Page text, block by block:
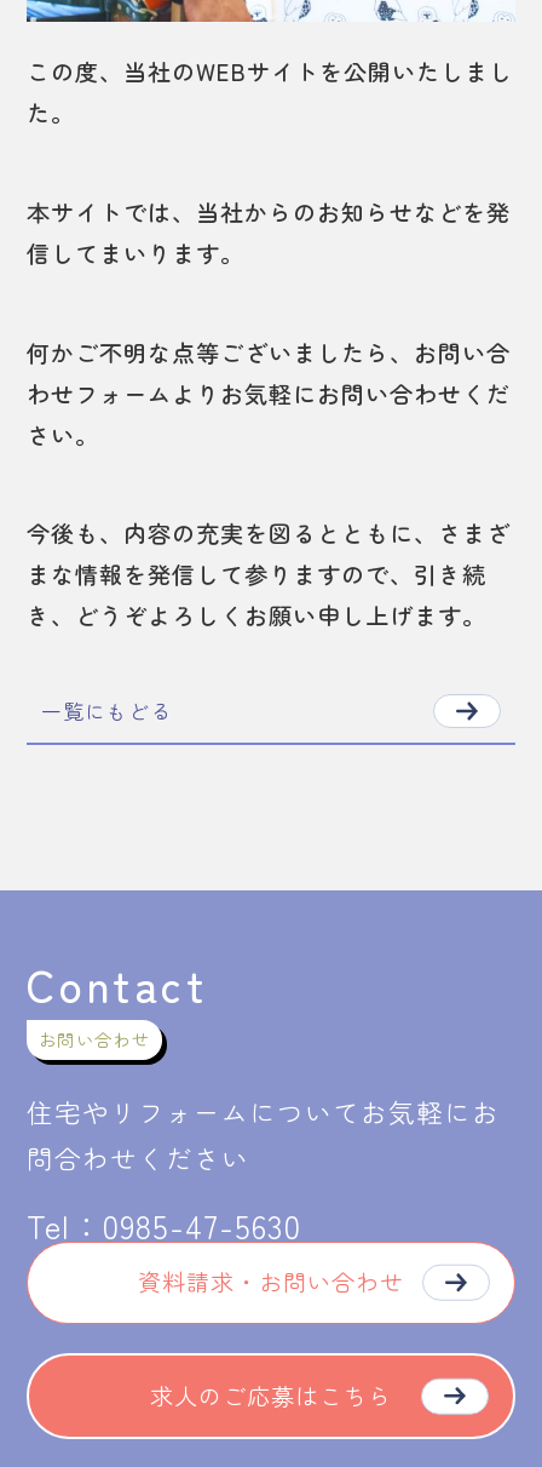
この度、当社のWEBサイトを公開いたしまし
た。
本サイトでは、当社からのお知らせなどを発
信してまいります。
何かご不明な点等ございましたら、お問い合
わせフォームよりお気軽にお問い合わせくだ
さい。
今後も、内容の充実を図るとともに、さまざ
まな情報を発信して参りますので、引き続
き、どうぞよろしくお願い申し上げます。
一覧にもどる
Contact
お問い合わせ
住宅やリフォームについてお気軽にお
問合わせください
Tel： 0985-47-5630
資料請求・お問い合わせ
求人のご応募はこちら